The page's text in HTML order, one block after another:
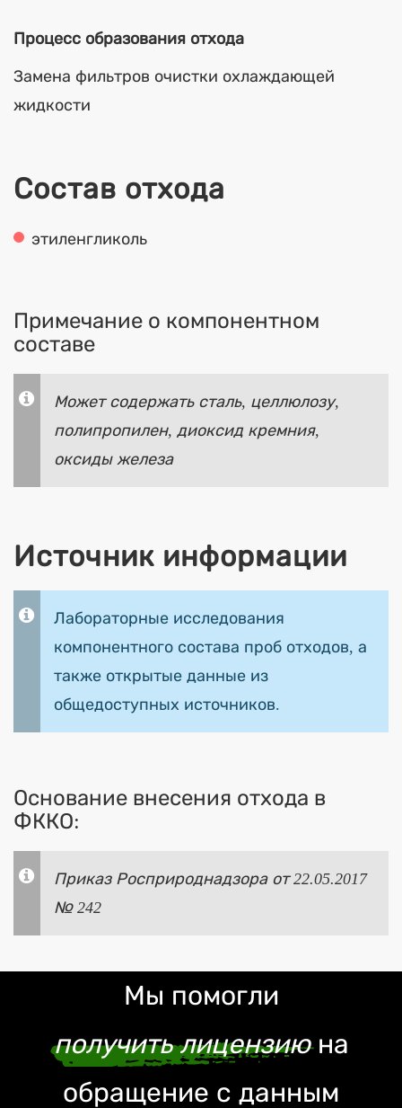
Процесс образования отхода
Замена фильтров очистки охлаждающей
жидкости
Состав отхода
этиленгликоль
Примечание о компонентном
составе
Может содержать сталь, целлюлозу,
полипропилен, диоксид кремния,
оксиды железа
Источник информации
Лабораторные исследования
компонентного состава проб отходов, а
также открытые данные из
общедоступных источников.
Основание внесения отхода в
ФККО:
Приказ Росприроднадзора от 22.05.2017
№ 242
Мы помогли
получить лицензиюна
обращение с данным